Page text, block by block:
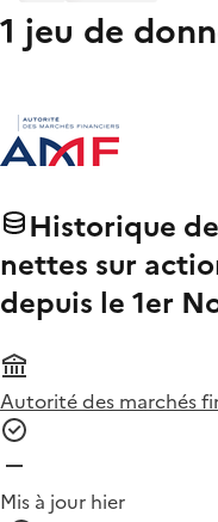
1 jeu de
Historique
nettes sur
depuis le 1er
Autorité des marchés
Mis à jour hier